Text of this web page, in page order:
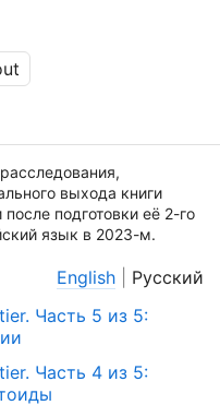
выхода книги
подготовки её 2-го
язык в 2023-м.
English
Русский
Часть 5 из 5:
Часть 4 из 5: